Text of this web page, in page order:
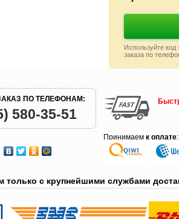
Используйте код
заказа по
ПО ТЕЛЕФОНАМ:
580-35-51
Принимаем к оплате:
только с крупнейшими службами